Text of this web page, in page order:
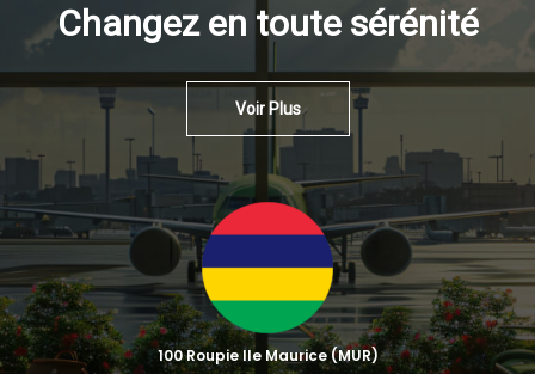
Changez en toute sérénité
Voir Plus
100 Roupie Ile Maurice (MUR)